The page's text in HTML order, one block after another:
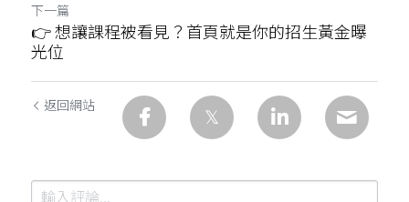
下一篇
👉 想讓課程被看見？首頁就是你的招生黃金曝
光位
返回網站